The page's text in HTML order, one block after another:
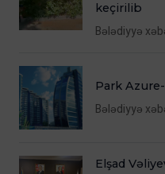
keçirilib
Bələdiyyə
Park
Bələdiyyə
Elşad